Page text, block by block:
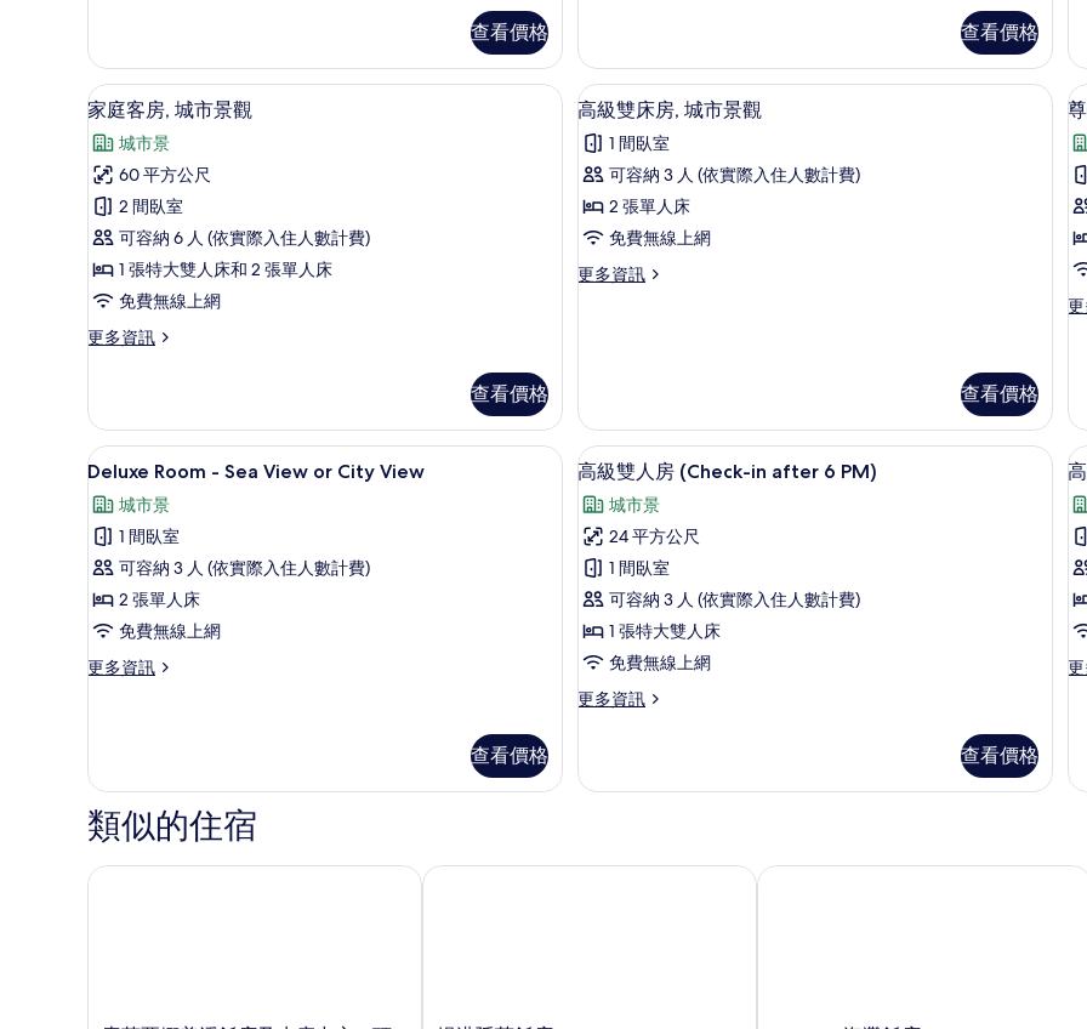
的
所
有
相
片
市
的
詳
情
查看價格
城
景
的
所
有
相
片
景
城
景
的
詳
情
查看價格
海
套
房,
2
間
臥
室,
海
景
的
詳
情
顯
示
家
庭
客
房,
城
景
的
所
有
相
片
家庭客房, 城市景觀 | 迷你吧、客房內保險箱、書桌、隔音
7
家庭客房, 城市景觀
城市景
60 平方公尺
2 間臥室
可容納 6 人 (依實際入住人數計費)
1 張特大雙人床和 2 張單人床
免費無線上網
更多資訊
更
客
房,
城
景
觀
的
詳
情
查看價格
顯
示
高
級
雙
房,
觀
的
所
有
相
片
迷你吧、客房內保險箱、書桌、隔音
5
高級雙床房, 城市景觀
1 間臥室
可容納 3 人 (依實際入住人數計費)
2 張單人床
免費無線上網
更多資訊
更
城
市
景
觀
的
詳
情
查看價格
示
雙
市
更
床
房,
陽
台,
城
市
景
觀
的
詳
情
顯
示
Deluxe
Room
-
Sea
View
or
所
有
相
片
Deluxe Room - Sea View or City View | 迷你吧、客房內保險箱、書桌、隔音
4
Deluxe Room - Sea View or City View
城市景
1 間臥室
可容納 3 人 (依實際入住人數計費)
2 張單人床
免費無線上網
更多資訊
更
Sea
View
or
City
View
的
查看價格
顯
示
高
級
雙
人
房
(Check-
in
PM)
高級雙人房 (Check-in after 6 PM) | 迷
5
高級雙人房 (Check-in after 6 PM)
城市景
24 平方公尺
1 間臥室
可容納 3 人 (依實際入住人數計費)
1 張特大雙人床
免費無線上網
更多資訊
更
雙
in
查看價格
示
雙
更
床
房
類似的住宿
索菲亞娜美溪飯店及水療中心 - 頂樓泳池酒吧 - 每房免費01杯生啤酒及20分鐘水療
峴港廷苑飯店 Paracel 海灘飯店